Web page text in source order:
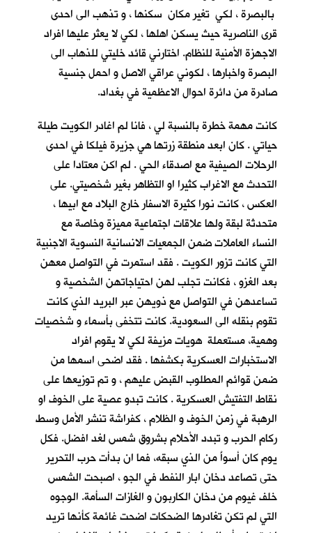
بالبصرة ، لكي تغير مكان سكنها ، و تذهب الى احدى
قرى الناصرية حيث يسكن اهلها ، لكي لا يعثر عليها افراد
الاجهزة الأمنية للنظام. اختارني قائد خليتي للذهاب الى
البصرة واخبارها ، لكوني عراقي الاصل و احمل جنسية
صادرة من دائرة احوال الاعظمية في بغداد.
كانت مهمة خطرة بالنسبة لي ، فانا لم اغادر الكويت طيلة
حياتي . كان ابعد منطقة زرتها هي جزيرة فيلكا في احدى
الرحلات الصيفية مع اصدقاء الحي . لم اكن معتادا على
التحدث مع الاغراب كثيرا او التظاهر بغير شخصيتي. على
العكس ، كانت نورا كثيرة الاسفار خارج البلاد مع ابيها ،
متحدثة لبقة ولها علاقات اجتماعية مميزة وخاصة مع
النساء العاملات ضمن الجمعيات الانسانية النسوية الاجنبية
التي كانت تزور الكويت . فقد استمرت في التواصل معهن
بعد الغزو ، فكانت تجلب لهن احتياجاتهن الشخصية و
تساعدهن في التواصل مع ذويهن عبر البريد الذي كانت
تقوم بنقله الى السعودية. كانت تتخفى بأسماء و شخصيات
وهمية، مستعملة هويات مزيفة لكي لا يقوم افراد
الاستخبارات العسكرية بكشفها . فقد اضحى اسمها من
ضمن قوائم المطلوب القبض عليهم ، و تم توزيعها على
نقاط التفتيش العسكرية . كانت تبدو عصية على الخوف او
الرهبة في زمن الخوف و الظلام ، كفراشة تنشر الأمل وسط
ركام الحرب و تبدد الأحلام بشروق شمس لغد افضل. فكل
يوم كان أسوأَ من الذي سبقه، فما ان بدأت حرب التحرير
حتى تصاعد دخان ابار النفط في الجو ، اصبحت الشمس
خلف غيوم من دخان الكاربون و الغازات السأمة. الوجوه
التي لم تكن تغادرها الضحكات اضحت غائمة كأنها تريد